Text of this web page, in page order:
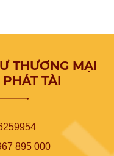
THƯƠNG MẠI
TÀI
895 000